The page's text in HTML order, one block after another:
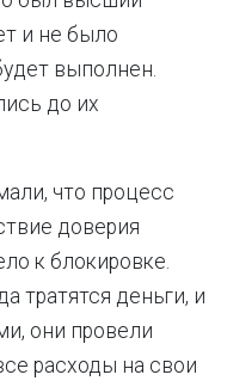
и не было
выполнен.
до их
что процесс
доверия
к блокировке.
тратятся деньги, и
они провели
расходы на свои